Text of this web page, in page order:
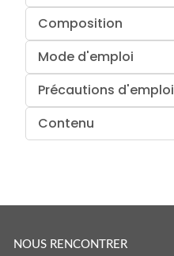
Composition
Mode d'emploi
Précautions d'emploi
Contenu
NOUS RENCONTRER